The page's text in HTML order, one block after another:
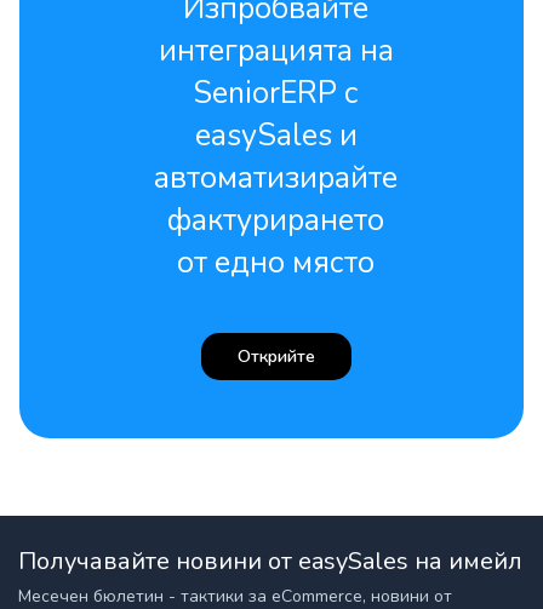
интеграцията на
SeniorERP с
easySales и
автоматизирайте
фактурирането
от едно място
Открийте
Получавайте новини от easySales на имейл
Месечен бюлетин - тактики за eCommerce, новини от